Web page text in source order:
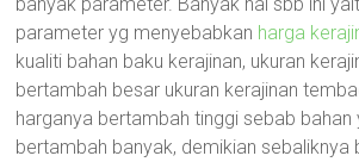
parameter yg menyebabkan harga
kualiti bahan baku kerajinan, ukuran
bertambah besar ukuran kerajinan
harganya bertambah tinggi sebab bahan
bertambah banyak, demikian sebaliknya